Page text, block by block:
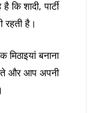
शादी, पार्टी
रहती है।
बनाना
और आप अपनी